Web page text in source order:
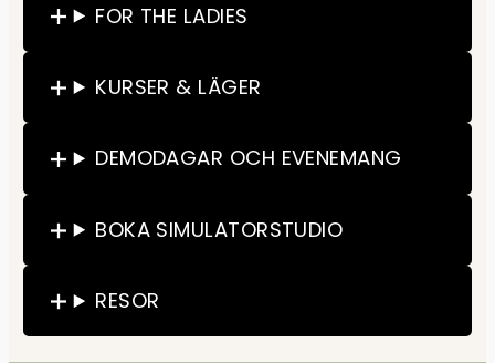
FOR THE LADIES
KURSER & LÄGER
DEMODAGAR OCH EVENEMANG
BOKA SIMULATORSTUDIO
RESOR